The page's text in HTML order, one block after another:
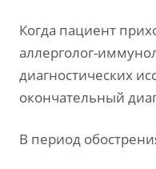
Когда пациент
аллерголог-
диагностических
окончательный
В период